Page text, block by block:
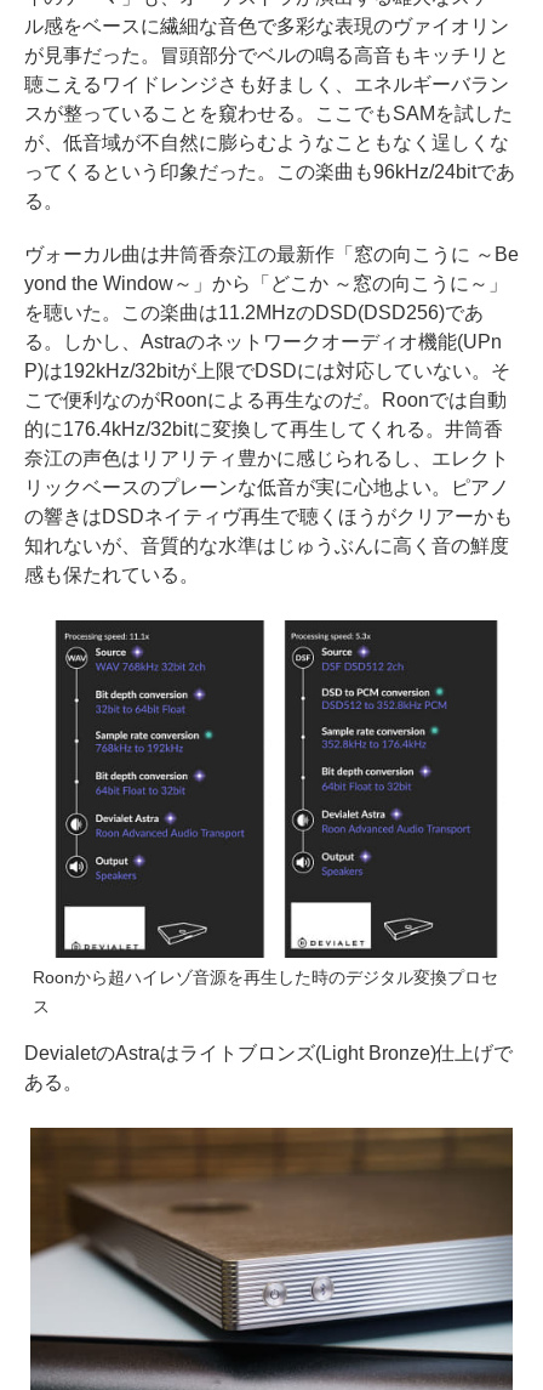
ル感をベースに繊細な音色で多彩な表現のヴァイオリン
が見事だった。冒頭部分でベルの鳴る高音もキッチリと
聴こえるワイドレンジさも好ましく、エネルギーバラン
スが整っていることを窺わせる。ここでもSAMを試した
が、低音域が不自然に膨らむようなこともなく逞しくな
ってくるという印象だった。この楽曲も96kHz/24bitであ
る。
ヴォーカル曲は井筒香奈江の最新作「窓の向こうに ～Be
yond the Window～」から「どこか ～窓の向こうに～」
を聴いた。この楽曲は11.2MHzのDSD(DSD256)であ
る。しかし、Astraのネットワークオーディオ機能(UPn
P)は192kHz/32bitが上限でDSDには対応していない。そ
こで便利なのがRoonによる再生なのだ。Roonでは自動
的に176.4kHz/32bitに変換して再生してくれる。井筒香
奈江の声色はリアリティ豊かに感じられるし、エレクト
リックベースのプレーンな低音が実に心地よい。ピアノ
の響きはDSDネイティヴ再生で聴くほうがクリアーかも
知れないが、音質的な水準はじゅうぶんに高く音の鮮度
感も保たれている。
Roonから超ハイレゾ音源を再生した時のデジタル変換プロセ
ス
DevialetのAstraはライトブロンズ(Light Bronze)仕上げで
ある。